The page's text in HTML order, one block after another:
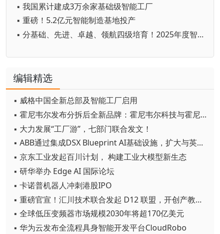
▪ 我国累计建成3万余家基础级智能工厂
▪ 重磅！5.2亿元智能制造基地投产
▪ 分基础、先进、卓越、领航四级培育！2025年度智能工厂梯度培育行动开始了
编辑精选
▪ 威格中国全新总部及智能工厂启用
▪ 霍尼韦尔发布分拆后全新品牌：霍尼韦尔科技与霍尼韦尔航空航天
▪ 大力发展“工厂游”，七部门联合发文！
▪ ABB通过集成DSX Blueprint AI基础设施，扩大与英伟达的合作
▪ 京东工业发起百川计划， 构建工业大模型新生态
▪ 研华举办 Edge AI 国际论坛
▪ 卡诺普机器人冲刺港股IPO
▪ 重磅官宣！汇川技术联合发起 D12 联盟，开创产教融合新范式
▪ 全球低压变频器市场规模2030年将超170亿美元
▪ 华为云发布全流程具身智能开发平台CloudRobo